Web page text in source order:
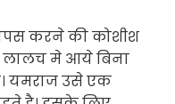
करने की कोशीश
लालच मे आये बिना
यमराज उसे एक